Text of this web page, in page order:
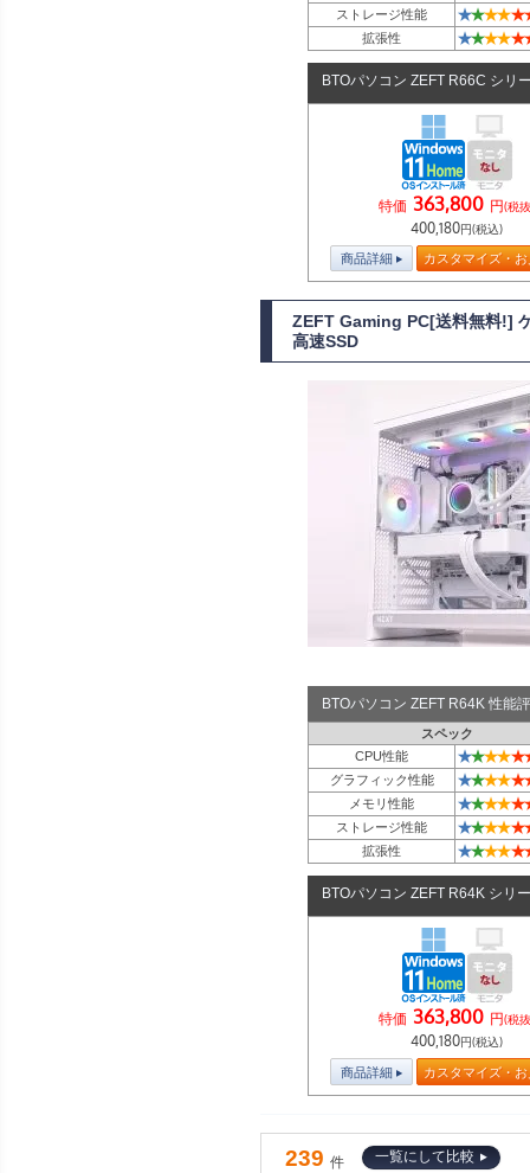
ストレージ性能 ★★★★★
拡張性 ★★★★★
BTOパソコン ZEFT R66C シリ
特価 363,800 円(税
400,180円(税込)
商品詳細 カスタマイズ・
ZEFT Gaming PC[送料無料!]
高速SSD
BTOパソコン ZEFT R64K 性能
スペック
CPU性能
★★★★★
グラフィック性能 ★★★★★
メモリ性能 ★★★★★
ストレージ性能 ★★★★★
拡張性 ★★★★★
BTOパソコン ZEFT R64K シリ
特価 363,800 円(税
400,180円(税込)
商品詳細 カスタマイズ・
239 件
一覧にして比較